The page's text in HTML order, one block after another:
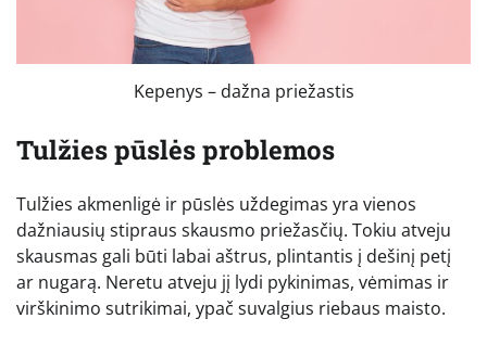
Kepenys – dažna priežastis
Tulžies pūslės problemos
Tulžies akmenligė ir pūslės uždegimas yra vienos
dažniausių stipraus skausmo priežasčių. Tokiu atveju
skausmas gali būti labai aštrus, plintantis į dešinį petį
ar nugarą. Neretu atveju jį lydi pykinimas, vėmimas ir
virškinimo sutrikimai, ypač suvalgius riebaus maisto.